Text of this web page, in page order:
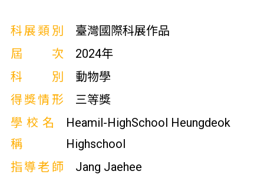
科展類別
臺灣國際科展作品
屆次
2024年
科別
動物學
得獎情形
三等獎
學校名
稱
Heamil-HighSchool Heungdeok
Highschool
指導老師
Jang Jaehee